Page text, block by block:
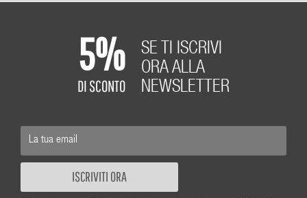
5%
DI SCONTO
SE TI ISCRIVI
ORA ALLA
NEWSLETTER
ISCRIVITI ORA